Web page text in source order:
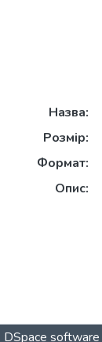
Назва:
Розмір:
Формат:
Опис:
DSpace software